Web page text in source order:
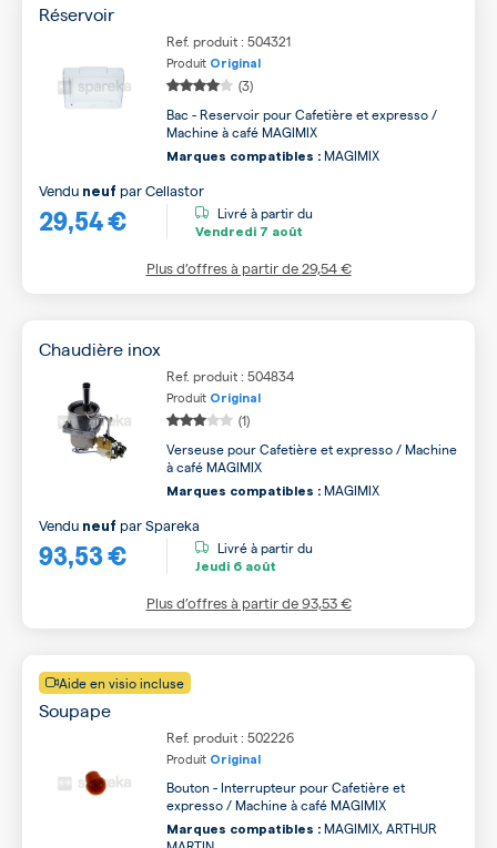
Réservoir
Ref. produit : 504321
Produit Original
(3)
Bac - Reservoir pour Cafetière et expresso /
Machine à café MAGIMIX
Marques compatibles : MAGIMIX
29,54 €
Vendu neuf parCellastor
Livré à partir du
Vendredi 7 août
Plus d’offres à partir de29,54 €
Chaudière inox
Ref. produit : 504834
Produit Original
(1)
Verseuse pour Cafetière et expresso / Machine
à café MAGIMIX
Marques compatibles : MAGIMIX
93,53 €
Vendu neuf parSpareka
Livré à partir du
Jeudi 6 août
Plus d’offres à partir de93,53 €
Aide en visio incluse
Soupape
Ref. produit : 502226
Produit Original
Bouton - Interrupteur pour Cafetière et
expresso / Machine à café MAGIMIX
Marques compatibles : MAGIMIX, ARTHUR